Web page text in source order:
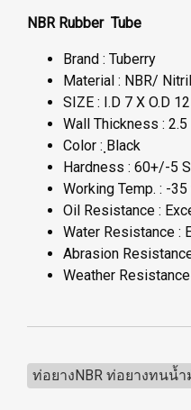
NBR Rubber Tube
Brand : Tuberry
Material : NBR/
SIZE : I.D 7 X O.D
Wall Thickness : 2.5
Color : ฺBlack
Hardness : 60+/-5
Working Temp. : -
Oil Resistance :
Water Resistance :
Abrasion
Weather
ท่อยางNBR ท่อยางทนน้ำ